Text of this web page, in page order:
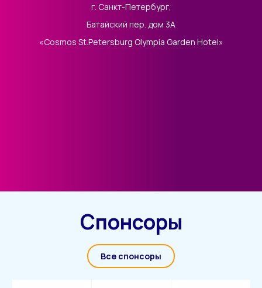
г. Санкт-Петербург,
Батайский пер. дом 3А
«Cosmos St.Petersburg Olympia Garden Hotel»
Спонсоры
Все спонсоры